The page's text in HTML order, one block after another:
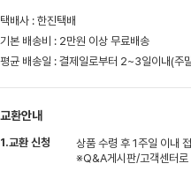
택배사 : 한진택배
기본 배송비 : 2만원 이상 무료배송
평균 배송일 : 결제일로부터 2~3일이내(주
교환안내
1.교환 신청
상품 수령 후 1주일 이내
※Q&A게시판/고객센터로